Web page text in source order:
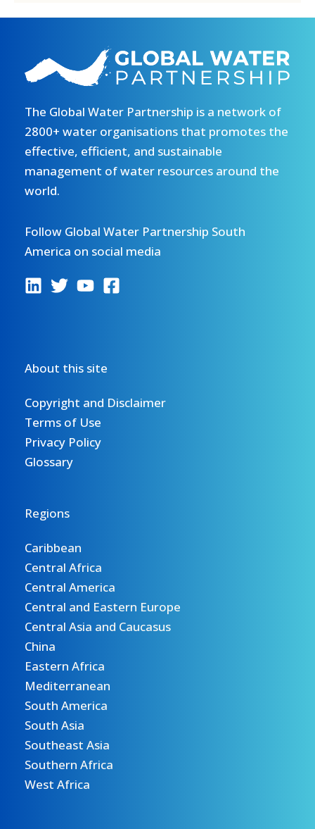
The Global Water Partnership is a network of
2800+ water organisations that promotes the
effective, efficient, and sustainable
management of water resources around the
world.
Follow Global Water Partnership South
America on social media
About this site
Copyright and Disclaimer
Terms of Use
Privacy Policy
Glossary
Regions
Caribbean
Central Africa
Central America
Central and Eastern Europe
Central Asia and Caucasus
China
Eastern Africa
Mediterranean
South America
South Asia
Southeast Asia
Southern Africa
West Africa